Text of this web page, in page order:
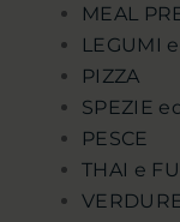
MEAL
LEGUMI
PIZZA
SPEZIE
PESCE
THAI e